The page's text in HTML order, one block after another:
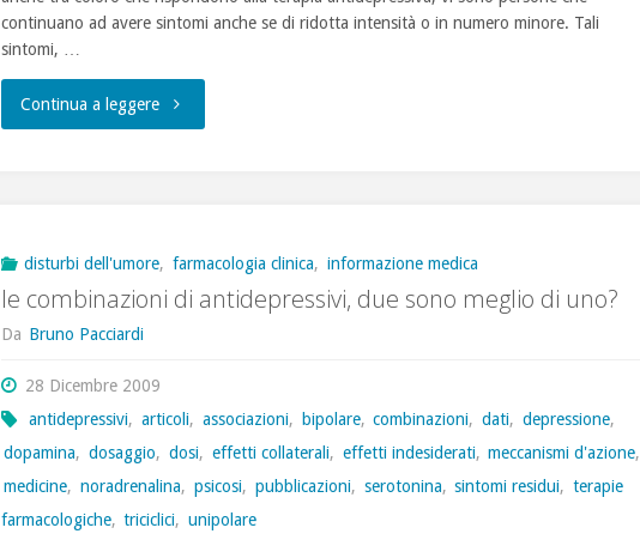
continuano ad avere sintomi anche se di ridotta intensità o in numero minore. Tali
sintomi, …
Continua a leggere"Depressione
sintomi
residui
opzioni
disturbi dell'umore, farmacologia clinica, informazione medica
le combinazioni di antidepressivi, due sono meglio di uno?
Da Bruno Pacciardi
28 Dicembre 2009
antidepressivi, articoli, associazioni, bipolare, combinazioni, dati, depressione,
dopamina, dosaggio, dosi, effetti collaterali, effetti indesiderati, meccanismi d'azione,
medicine, noradrenalina, psicosi, pubblicazioni, serotonina, sintomi residui, terapie
farmacologiche, triciclici, unipolare